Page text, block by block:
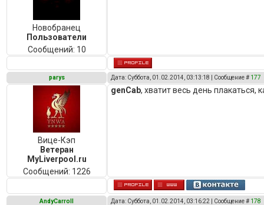
Новобранец
Пользователи
Сообщений: 10
parys Дата: Суббота, 01.02.2014, 03:13:18 | Сообщение # 177
Вице-Кэп
Ветеран
MyLiverpool.ru
Сообщений: 1226
genCab, хватит весь день плакаться,
AndyCarroll Дата: Суббота, 01.02.2014, 03:16:22 | Сообщение # 178